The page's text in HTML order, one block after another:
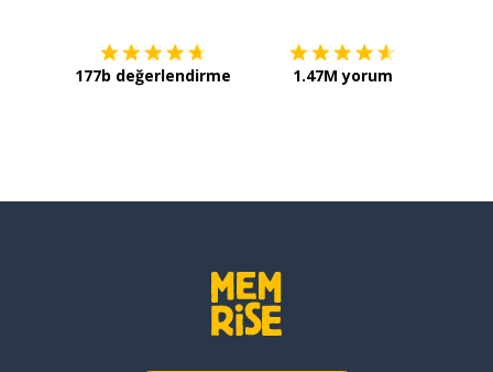
177b değerlendirme 1.47M yorum